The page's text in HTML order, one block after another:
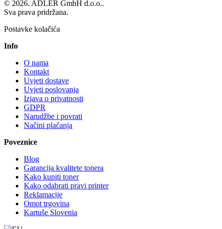
© 2026. ADLER GmbH d.o.o..
Sva prava pridržana.
Postavke kolačića
Info
O nama
Kontakt
Uvjeti dostave
Uvjeti poslovanja
Izjava o privatnosti
GDPR
Narudžbe i povrati
Načini plaćanja
Poveznice
Blog
Garancija kvalitete tonera
Kako kupiti toner
Kako odabrati pravi printer
Reklamacije
Omot trgovina
Kartuše Slovenia